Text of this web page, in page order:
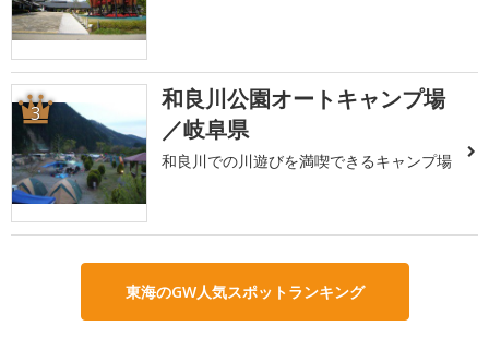
3
和良川公園オートキャンプ場
／岐阜県
和良川での川遊びを満喫できるキャンプ場
東海のGW人気スポットランキング